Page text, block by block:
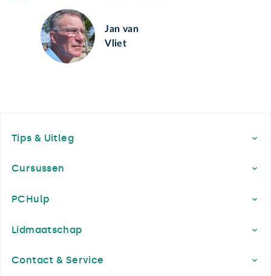
Jan van
Vliet
Tips & Uitleg
Cursussen
PCHulp
Lidmaatschap
Contact & Service